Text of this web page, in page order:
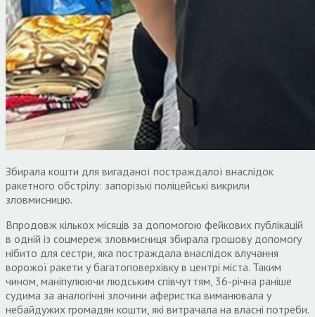
Збирала кошти для вигаданої постраждалої внаслідок
ракетного обстрілу: запорізькі поліцейські викрили
зловмисницю.
Впродовж кількох місяців за допомогою фейкових публікацій
в одній із соцмереж зловмисниця збирала грошову допомогу
нібито для сестри, яка постраждала внаслідок влучання
ворожої ракети у багатоповерхівку в центрі міста. Таким
чином, маніпулюючи людським співчуттям, 36-річна раніше
судима за аналогічні злочини аферистка виманювала у
небайдужих громадян кошти, які витрачала на власні потреби.